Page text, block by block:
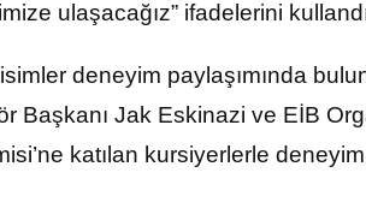
ulaşacağız” ifadelerini
deneyim paylaşımında
Başkanı Jak Eskinazi ve EİB
katılan kursiyerlerle